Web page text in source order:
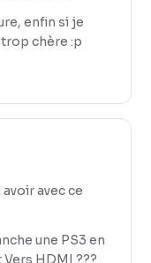
enfin si je
chère :p
avec ce
une PS3 en
HDMI ???